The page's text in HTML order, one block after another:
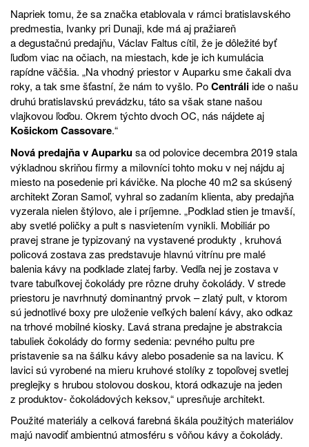
Napriek tomu, že sa značka etablovala v rámci bratislavského
predmestia, Ivanky pri Dunaji, kde má aj pražiareň
a degustačnú predajňu, Václav Faltus cítil, že je dôležité byť
ľuďom viac na očiach, na miestach, kde je ich kumulácia
rapídne väčšia. „Na vhodný priestor v Auparku sme čakali dva
roky, a tak sme šťastní, že nám to vyšlo. PoCentráliide o našu
druhú bratislavskú prevádzku, táto sa však stane našou
vlajkovou ľoďou. Okrem týchto dvoch OC, nás nájdete aj
Košickom Cassovare.“
Nová predajňa v Auparkusa od polovice decembra 2019 stala
výkladnou skriňou firmy a milovníci tohto moku v nej nájdu aj
miesto na posedenie pri kávičke. Na ploche 40 m2 sa skúsený
architekt Zoran Samoľ, vyhral so zadaním klienta, aby predajňa
vyzerala nielen štýlovo, ale i príjemne. „Podklad stien je tmavší,
aby svetlé poličky a pult s nasvietením vynikli. Mobiliár po
pravej strane je typizovaný na vystavené produkty , kruhová
policová zostava zas predstavuje hlavnú vitrínu pre malé
balenia kávy na podklade zlatej farby. Vedľa nej je zostava v
tvare tabuľkovej čokolády pre rôzne druhy čokolády. V strede
priestoru je navrhnutý dominantný prvok – zlatý pult, v ktorom
sú jednotlivé boxy pre uloženie veľkých balení kávy, ako odkaz
na trhové mobilné kiosky. Ľavá strana predajne je abstrakcia
tabuliek čokolády do formy sedenia: pevného pultu pre
pristavenie sa na šálku kávy alebo posadenie sa na lavicu. K
lavici sú vyrobené na mieru kruhové stolíky z topoľovej svetlej
preglejky s hrubou stolovou doskou, ktorá odkazuje na jeden
z produktov- čokoládových keksov,“ upresňuje architekt.
Použité materiály a celková farebná škála použitých materiálov
majú navodiť ambientnú atmosféru s vôňou kávy a čokolády.